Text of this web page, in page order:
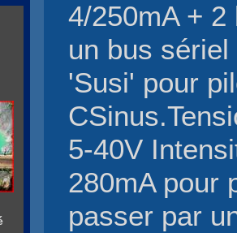
4/250mA +
un bus
'Susi' pour
5-40V
280mA pour
passer par